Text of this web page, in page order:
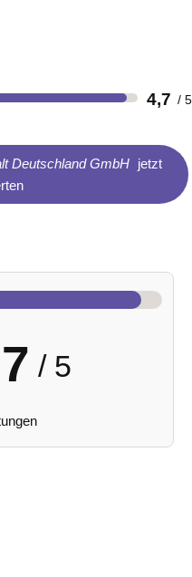
4,7
Deutschland GmbH jetzt
/ 5